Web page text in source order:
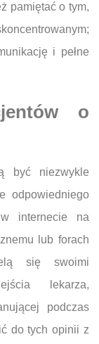
pamiętać o tym,
i pełne
o
być niezwykle
odpowiedniego
internecie na
lub forach
się swoimi
lekarza,
podczas
do tych opinii z